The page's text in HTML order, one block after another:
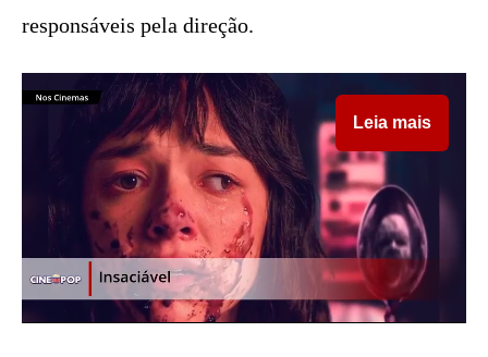
responsáveis pela direção.
Leia mais